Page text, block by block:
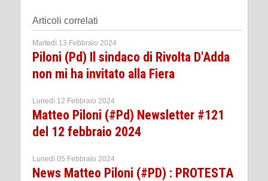
Articoli correlati
Martedì 13 Febbraio 2024
Piloni (Pd) Il sindaco di Rivolta D'Adda
non mi ha invitato alla Fiera
Lunedì 12 Febbraio 2024
Matteo Piloni (#Pd) Newsletter #121
del 12 febbraio 2024
Lunedì 05 Febbraio 2024
News Matteo Piloni (#PD) : PROTESTA